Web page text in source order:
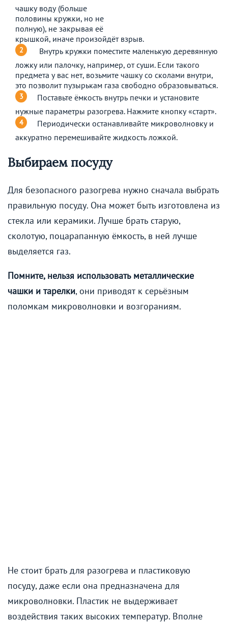
чашку воду (больше
половины кружки, но не
полную), не закрывая её
крышкой, иначе произойдёт взрыв.
Внутрь кружки поместите маленькую деревянную
ложку или палочку, например, от суши. Если такого
предмета у вас нет, возьмите чашку со сколами внутри,
это позволит пузырькам газа свободно образовываться.
Поставьте ёмкость внутрь печки и установите
нужные параметры разогрева. Нажмите кнопку «старт».
Периодически останавливайте микроволновку и
аккуратно перемешивайте жидкость ложкой.
Выбираем посуду
Для безопасного разогрева нужно сначала выбрать
правильную посуду. Она может быть изготовлена из
стекла или керамики. Лучше брать старую,
сколотую, поцарапанную ёмкость, в ней лучше
выделяется газ.
Помните, нельзя использовать металлические
чашки и тарелки, они приводят к серьёзным
поломкам микроволновки и возгораниям.
Не стоит брать для разогрева и пластиковую
посуду, даже если она предназначена для
микроволновки. Пластик не выдерживает
воздействия таких высоких температур. Вполне